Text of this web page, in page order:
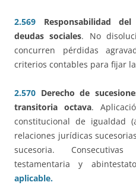
2.569
Responsabilidad
deudas sociales. No
concurren pérdidas
criterios contables para fijar
2.570 Derecho de
transitoria octava.
constitucional de igualdad
relaciones jurídicas
sucesoria.
testamentaria y
aplicable.